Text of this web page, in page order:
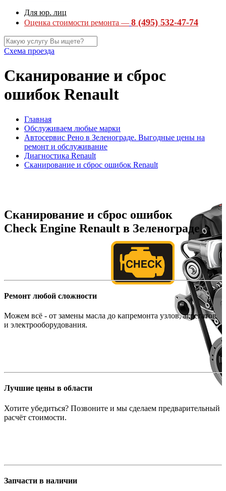
Для юр. лиц
Оценка стоимости ремонта — 8 (495) 532-47-74
Схема проезда
Сканирование и сброс
ошибок Renault
Главная
Обслуживаем любые марки
Автосервис Рено в Зеленограде. Выгодные цены на
ремонт и обслуживание
Диагностика Renault
Сканирование и сброс ошибок Renault
Сканирование и сброс ошибок
Check Engine Renault в Зеленограде
Ремонт любой сложности
Можем всё - от замены масла до капремонта узлов, агрегатов
и электрооборудования.
Лучшие цены в области
Хотите убедиться? Позвоните и мы сделаем предварительный
расчёт стоимости.
Запчасти в наличии